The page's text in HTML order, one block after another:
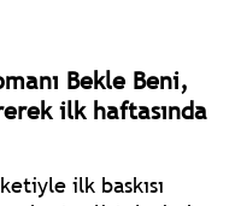
Bekle Beni,
ilk haftasında
ilk baskısı